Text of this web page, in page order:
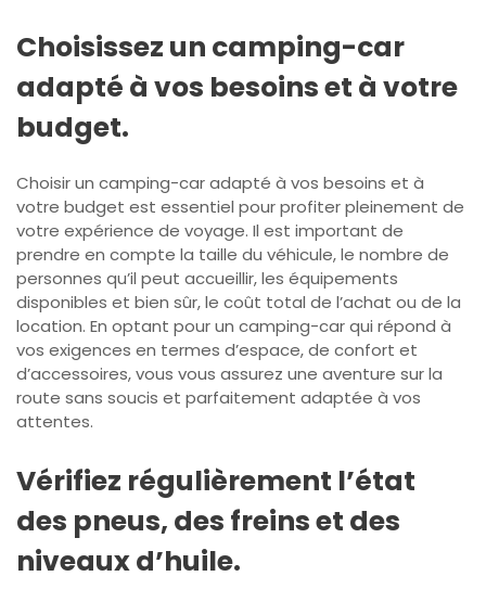
Choisissez un camping-car
adapté à vos besoins et à votre
budget.
Choisir un camping-car adapté à vos besoins et à
votre budget est essentiel pour profiter pleinement de
votre expérience de voyage. Il est important de
prendre en compte la taille du véhicule, le nombre de
personnes qu’il peut accueillir, les équipements
disponibles et bien sûr, le coût total de l’achat ou de la
location. En optant pour un camping-car qui répond à
vos exigences en termes d’espace, de confort et
d’accessoires, vous vous assurez une aventure sur la
route sans soucis et parfaitement adaptée à vos
attentes.
Vérifiez régulièrement l’état
des pneus, des freins et des
niveaux d’huile.